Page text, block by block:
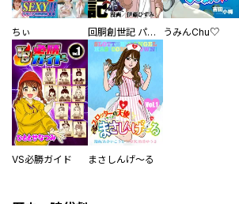
ちぃ 回胴創世記 パチスロを創った男達 うみんChu♡
VS必勝ガイド まさしんげ～る